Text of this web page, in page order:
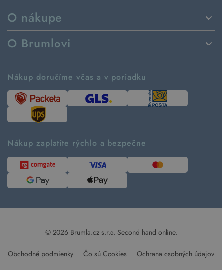
O nákupe
Spôsoby dodania a platby
Vrátenie tovaru a reklamácia
Návod ako nakupovať
Tabuľka veľkostí
Predávané značky
Kontakt
O Brumlovi
Ako tvoríme second hand
Časté otázky
Kde pomáhame
Udržateľnosť
Blog
Pre médiá
Nákup doručíme včas a v poriadku
Nákup zaplatíte rýchlo a bezpečne
© 2026 Brumla.cz s.r.o. Second hand online.
Obchodné podmienky Čo sú Cookies Ochrana osobných údajov